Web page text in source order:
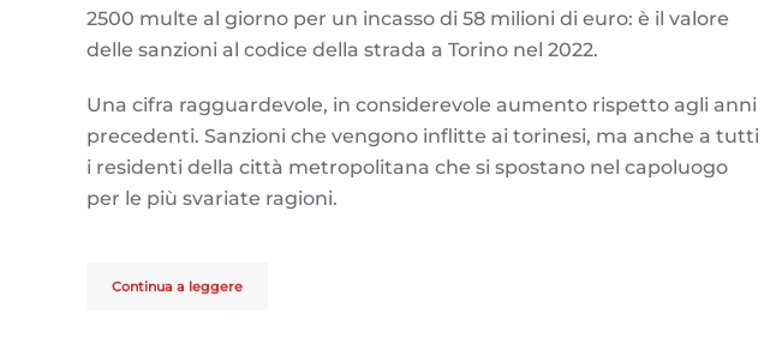
2500 multe al giorno per un incasso di 58 milioni di euro: è il valore
delle sanzioni al codice della strada a Torino nel 2022.
Una cifra ragguardevole, in considerevole aumento rispetto agli anni
precedenti. Sanzioni che vengono inflitte ai torinesi, ma anche a tutti
i residenti della città metropolitana che si spostano nel capoluogo
per le più svariate ragioni.
Continua a leggere